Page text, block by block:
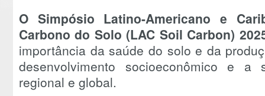
O Simpósio Latino-Americano e
Carbono do Solo (LAC Soil Carbon)
importância da saúde do solo e da
desenvolvimento socioeconômico e a
regional e global.